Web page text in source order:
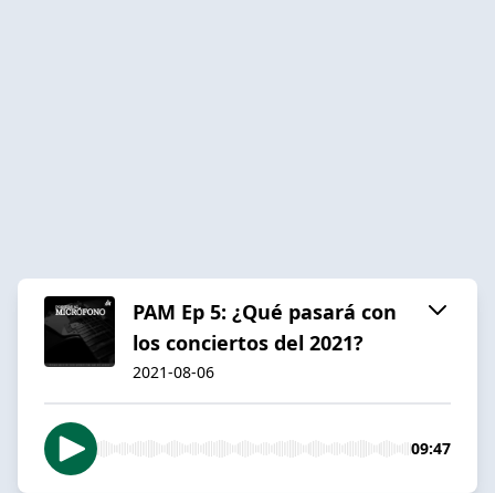
PAM Ep 5: ¿Qué pasará con
los conciertos del 2021?
2021-08-06
09:47